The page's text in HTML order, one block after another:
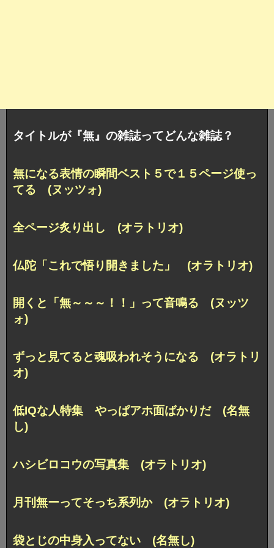
タイトルが『無』の雑誌ってどんな雑誌？
無になる表情の瞬間ベスト５で１５ページ使っ
てる (ヌッツォ)
全ページ炙り出し (オラトリオ)
仏陀「これで悟り開きました」 (オラトリオ)
開くと「無～～～！！」って音鳴る (ヌッツ
ォ)
ずっと見てると魂吸われそうになる (オラトリ
オ)
低IQな人特集 やっぱアホ面ばかりだ (名無
し)
ハシビロコウの写真集 (オラトリオ)
月刊無ーってそっち系列か (オラトリオ)
袋とじの中身入ってない (名無し)